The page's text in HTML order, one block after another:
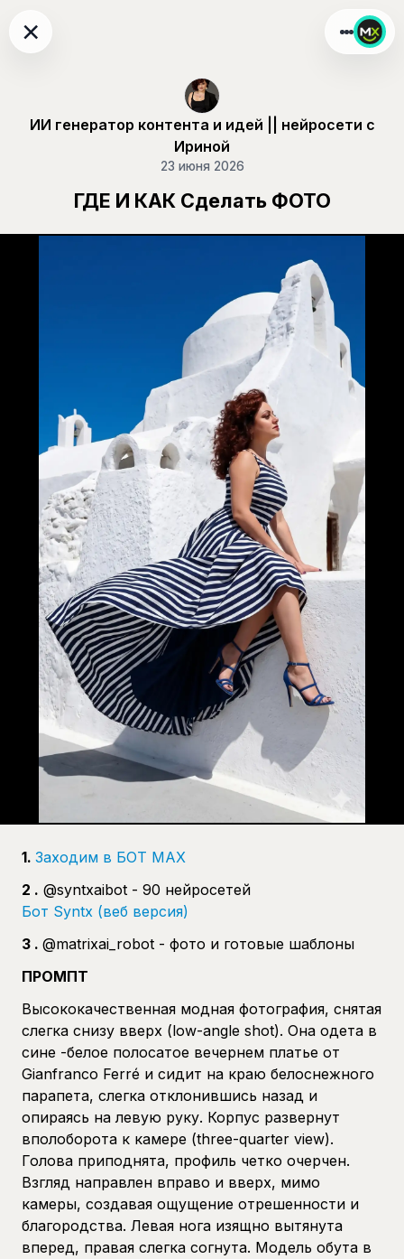
×
ИИ генератор контента и идей || нейросети с
Ириной
23 июня 2026
ГДЕ И КАК Сделать ФОТО
1. Заходим в БОТ МАХ
2 . @syntxaibot - 90 нейросетей
Бот Syntx (веб версия)
3 . @matrixai_robot - фото и готовые шаблоны
ПРОМПТ
Высококачественная модная фотография, снятая
слегка снизу вверх (low-angle shot). Она одета в
сине -белое полосатое вечернем платье от
Gianfranco Ferré и сидит на краю белоснежного
парапета, слегка отклонившись назад и
опираясь на левую руку. Корпус развернут
вполоборота к камере (three-quarter view).
Голова приподнята, профиль четко очерчен.
Взгляд направлен вправо и вверх, мимо
камеры, создавая ощущение отрешенности и
благородства. Левая нога изящно вытянута
вперед, правая слегка согнута. Модель обута в